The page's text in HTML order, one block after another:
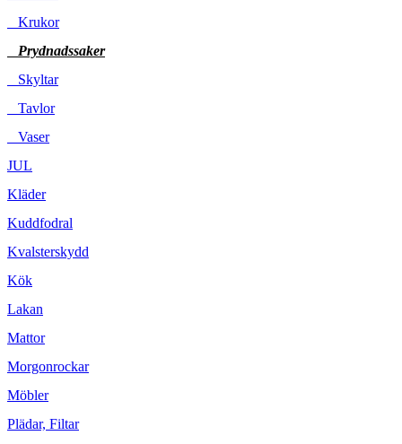
Krukor
Prydnadssaker
Skyltar
Tavlor
Vaser
JUL
Kläder
Kuddfodral
Kvalsterskydd
Kök
Lakan
Mattor
Morgonrockar
Möbler
Plädar, Filtar